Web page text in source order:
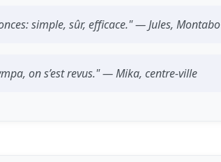
simple, sûr, efficace." — Jules, Montabo
on s’est revus." — Mika, centre-ville